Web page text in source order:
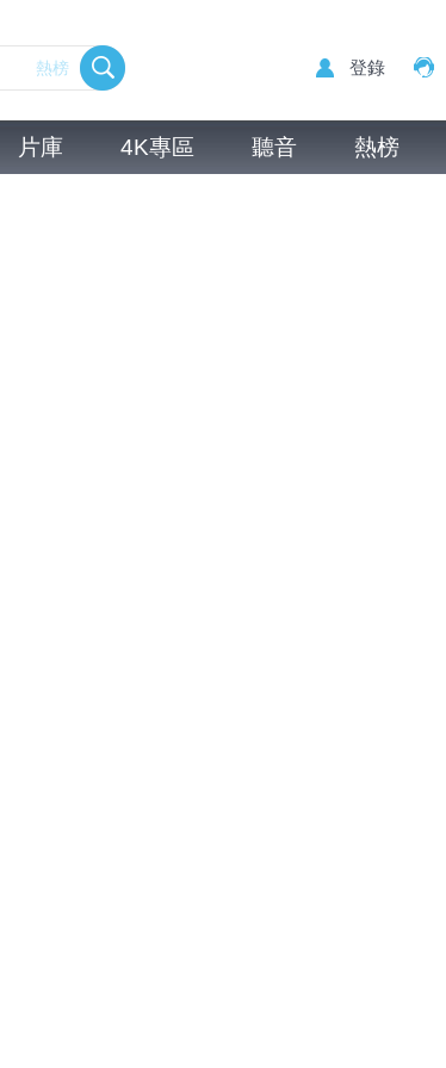
熱榜 登錄
片庫 4K專區 聽音 熱榜